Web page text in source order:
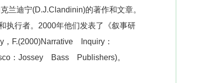
迪宁(D.J.Clandinin)的著作和文章。
执行者。2000年他们发表了《叙事研
F.(2000)Narrative Inquiry：
：Jossey Bass Publishers)。